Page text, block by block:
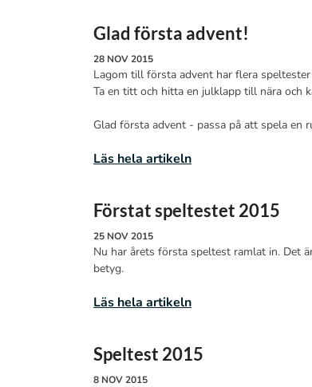
Glad första advent!
28 NOV 2015
Lagom till första advent har flera
Ta en titt och hitta en julklapp till nära och
Glad första advent - passa på att spela en
Läs hela artikeln
Förstat speltestet 2015
25 NOV 2015
Nu har årets första speltest ramlat in. Det
betyg.
Läs hela artikeln
Speltest 2015
8 NOV 2015